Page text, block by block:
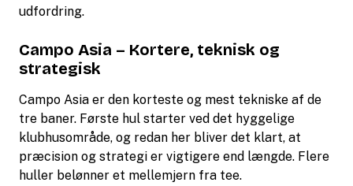
udfordring.
Campo Asia – Kortere, teknisk og
strategisk
Campo Asia er den korteste og mest tekniske af de
tre baner. Første hul starter ved det hyggelige
klubhusområde, og redan her bliver det klart, at
præcision og strategi er vigtigere end længde. Flere
huller belønner et mellemjern fra tee.